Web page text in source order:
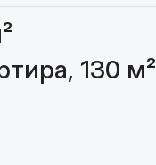
130 м²